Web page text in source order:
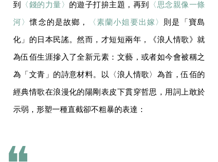
到 〈錢的力量〉 的遊子打拚主題，再到 〈思念親像一條
河〉懷念的是故鄉， 〈素蘭小姐要出嫁〉 則是「寶島
化」的日本民謠。然而，才短短兩年，《浪人情歌》就
為伍佰生涯摻入了全新元素：文藝，或者如今會被稱之
為「文青」的詩意材料。以〈浪人情歌〉為首，伍佰的
經典情歌在浪漫化的陽剛表皮下貫穿哲思，用詞上敢於
示弱，形塑一種直截卻不粗暴的表達：